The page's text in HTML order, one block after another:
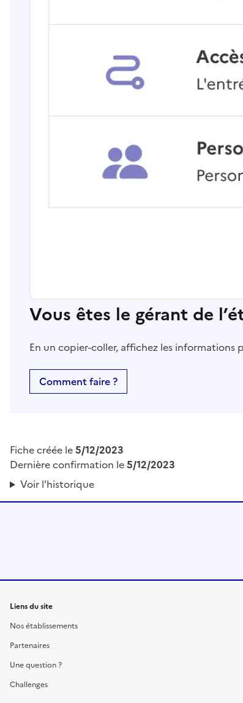
Vous êtes le gérant de
En un copier-coller, affichez les informations
Comment faire ?
Fiche créée le5/12/2023
Dernière confirmation le5/12/2023
Voir l'historique
Liens du site
Nos établissements
Partenaires
Une question ?
Challenges